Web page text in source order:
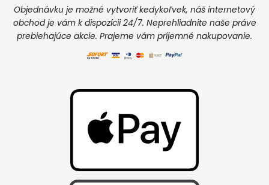
Objednávku je možné vytvoriť kedykoľvek, náš internetový
obchod je vám k dispozícii 24/7. Neprehliadnite naše práve
prebiehajúce akcie. Prajeme vám príjemné nakupovanie.